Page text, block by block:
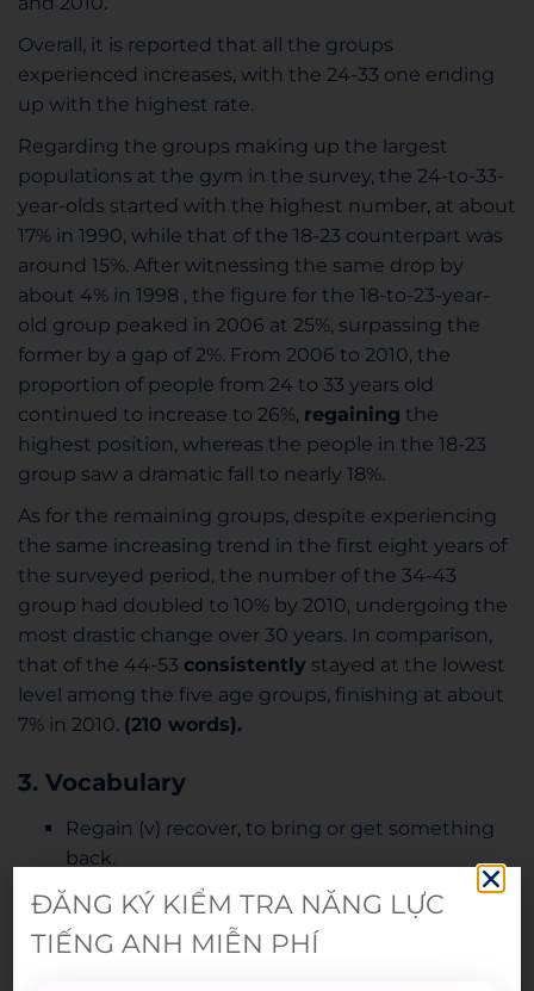
Overall, it is reported that all the groups
experienced increases, with the 24-33 one ending
up with the highest rate.
Regarding the groups making up the largest
populations at the gym in the survey, the 24-to-33-
year-olds started with the highest number, at about
17% in 1990, while that of the 18-23 counterpart was
around 15%. After witnessing the same drop by
about 4% in 1998 , the figure for the 18-to-23-year-
old group peaked in 2006 at 25%, surpassing the
former by a gap of 2%. From 2006 to 2010, the
proportion of people from 24 to 33 years old
continued to increase to 26%, regaining the
highest position, whereas the people in the 18-23
group saw a dramatic fall to nearly 18%.
As for the remaining groups, despite experiencing
the same increasing trend in the first eight years of
the surveyed period, the number of the 34-43
group had doubled to 10% by 2010, undergoing the
most drastic change over 30 years. In comparison,
that of the 44-53 consistently stayed at the lowest
level among the five age groups, finishing at about
7% in 2010. (210 words).
3. Vocabulary
Regain (v) recover, to bring or get something
back.
Consistently (adv) always.
ĐĂNG KÝ KIỂM TRA NĂNG LỰC
TIẾNG ANH MIỄN PHÍ